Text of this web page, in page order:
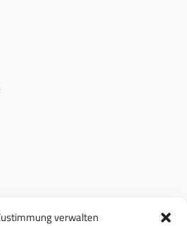
verwalten